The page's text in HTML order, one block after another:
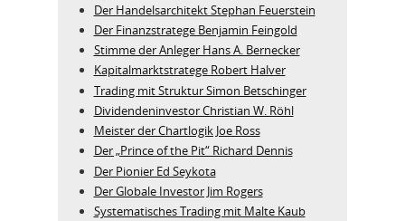
Der Handelsarchitekt Stephan Feuerstein
Der Finanzstratege Benjamin Feingold
Stimme der Anleger Hans A. Bernecker
Kapitalmarktstratege Robert Halver
Trading mit Struktur Simon Betschinger
Dividendeninvestor Christian W. Röhl
Meister der Chartlogik Joe Ross
Der „Prince of the Pit“ Richard Dennis
Der Pionier Ed Seykota
Der Globale Investor Jim Rogers
Systematisches Trading mit Malte Kaub